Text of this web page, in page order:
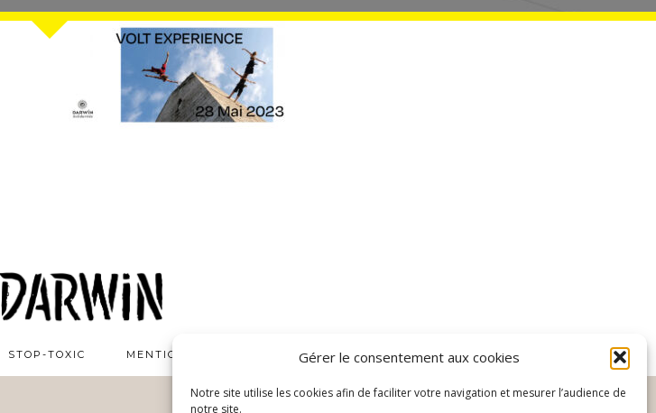
Gérer le consentement aux cookies
Notre site utilise les cookies afin de faciliter votre navigation et mesurer l’audience de
notre site.
STOP-TOXIC MENTIONS LÉGALES NOUS TROUVER CONTACT